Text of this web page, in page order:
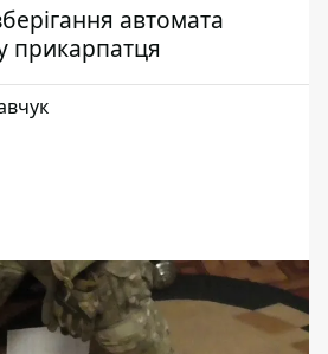
автомата
прикарпатця